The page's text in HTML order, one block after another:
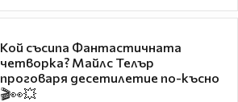
Кой съсипа Фантастичната
четворка? Майлс Телър
проговаря десетилетие по-късно
🎬👀💥